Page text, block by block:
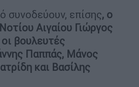
συνοδεύουν, επίσης, ο
Αιγαίου Γιώργος
βουλευτές
Παππάς, Μάνος
και Βασίλης